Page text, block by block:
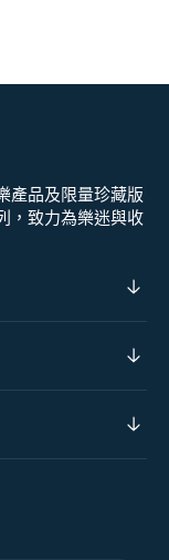
產品及限量珍藏版
，致力為樂迷與收